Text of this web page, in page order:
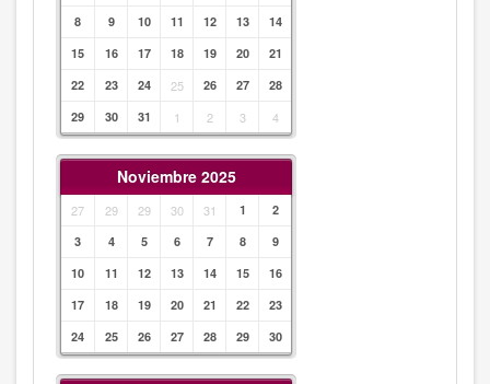
8
9 10 11 12 13
14
15
16 17 18 19 20
21
22
23 24 25 26 27
28
29
30 31 1 2 3 4
Noviembre 2025
27 29 29 30 31 1
2
3
4 5 6 7 8
9
10
11 12 13 14 15
16
17
18 19 20 21 22
23
24
25 26 27 28 29 30